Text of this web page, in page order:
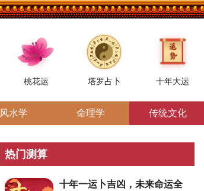
桃花运 塔罗占卜 十年大运
风水学 命理学 传统文化
热门测算
十年一运卜吉凶，未来命运全